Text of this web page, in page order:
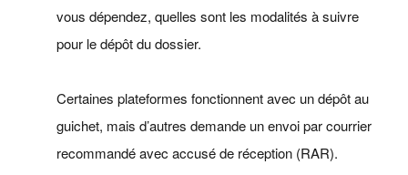
vous dépendez, quelles sont les modalités à suivre
pour le dépôt du dossier.
Certaines plateformes fonctionnent avec un dépôt au
guichet, mais d’autres demande un envoi par courrier
recommandé avec accusé de réception (RAR).